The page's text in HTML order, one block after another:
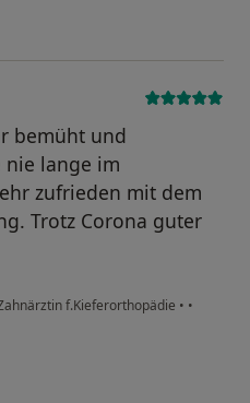
bemüht und
nie lange im
zufrieden mit dem
Trotz Corona guter
f.Kieferorthopädie • •